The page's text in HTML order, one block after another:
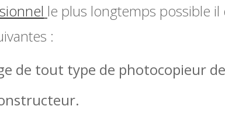
le plus longtemps possible
:
de tout type de photocopieur de